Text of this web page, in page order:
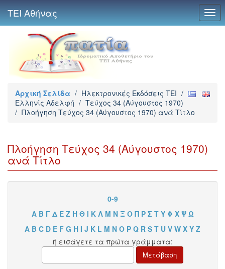
ΤΕΙ Αθήνας
Αρχική Σελίδα / Ηλεκτρονικές Εκδόσεις TEI /
Ελληνίς Αδελφή / Τεύχος 34 (Αύγουστος 1970)
/ Πλοήγηση Τεύχος 34 (Αύγουστος 1970) ανά Τίτλο
Πλοήγηση Τεύχος 34 (Αύγουστος 1970)
ανά Τίτλο
0-9
Α Β Γ Δ Ε Ζ Η Θ Ι Κ Λ Μ Ν Ξ Ο Π Ρ Σ Τ Υ Φ Χ Ψ Ω
A B C D E F G H I J K L M N O P Q R S T U V W X Y Z
ή εισάγετε τα πρώτα γράμματα: